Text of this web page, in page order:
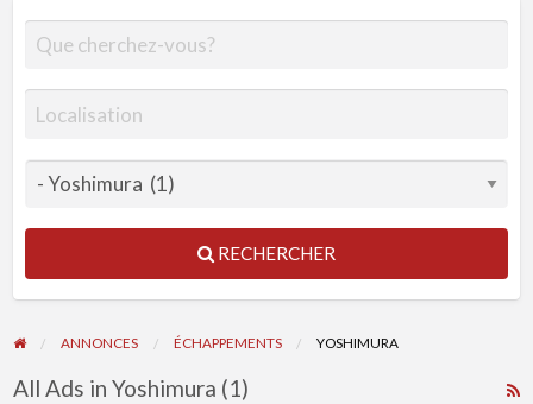
RECHERCHER
ANNONCES ÉCHAPPEMENTS YOSHIMURA
All Ads in Yoshimura (1)